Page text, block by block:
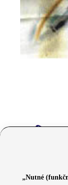
„Nutné